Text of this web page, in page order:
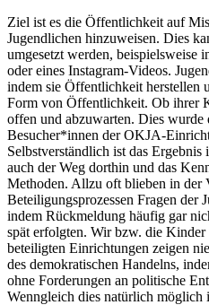
Ziel ist es die Öffentlichkeit auf
Jugendlichen hinzuweisen. Dies
umgesetzt werden, beispielsweise
oder eines Instagram-Videos.
indem sie Öffentlichkeit herstellen
Form von Öffentlichkeit. Ob ihrer
offen und abzuwarten. Dies wurde
Besucher*innen der OKJA-
Selbstverständlich ist das
auch der Weg dorthin und das
Methoden. Allzu oft blieben in der
Beteiligungsprozessen Fragen der
indem Rückmeldung häufig gar
spät erfolgten. Wir bzw. die
beteiligten Einrichtungen zeigen
des demokratischen Handelns,
ohne Forderungen an politische
Wenngleich dies natürlich möglich